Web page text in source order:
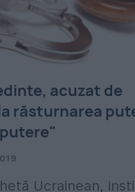
acuzat de
răsturnarea
Ucrainean,